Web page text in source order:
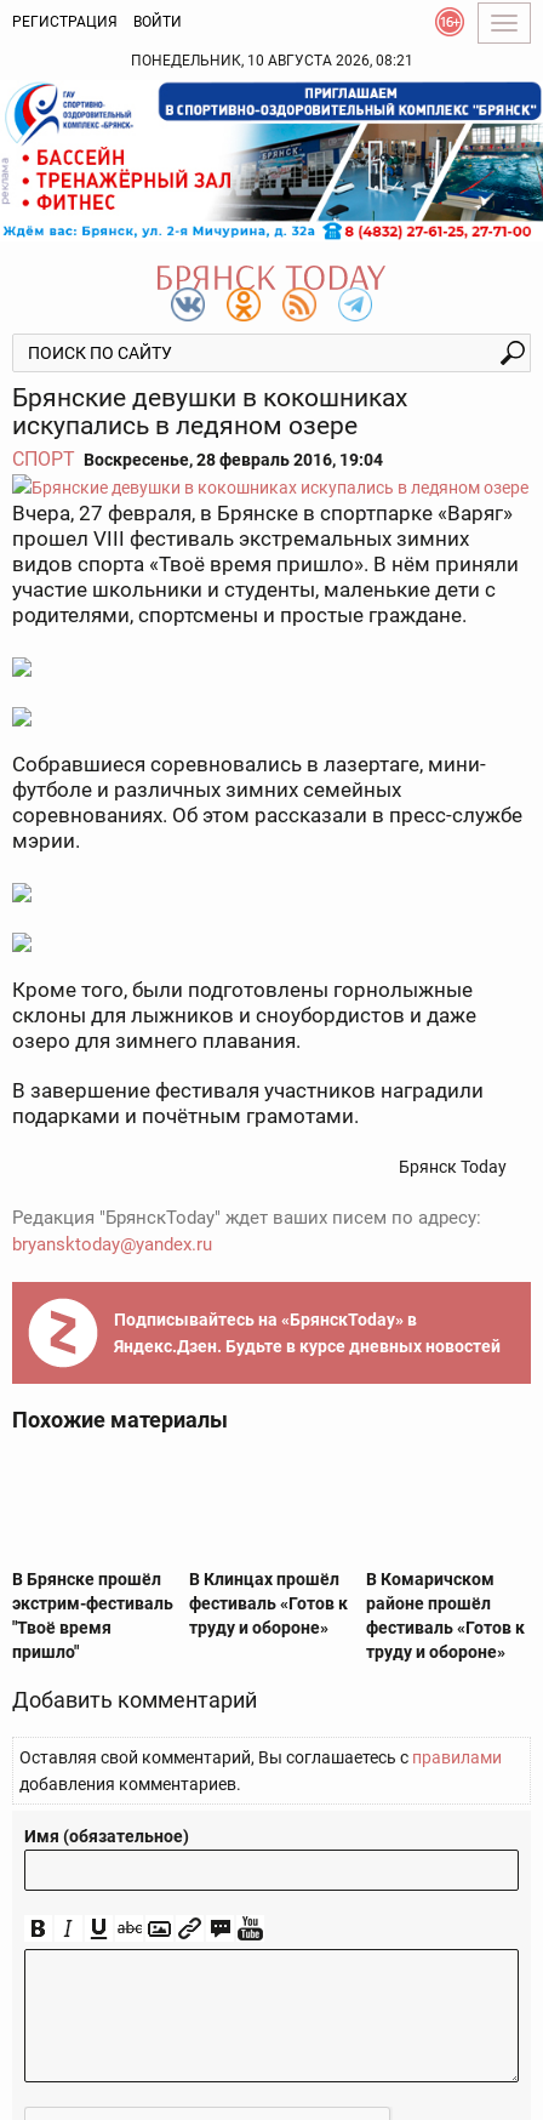
РЕГИСТРАЦИЯ ВОЙТИ
ПОНЕДЕЛЬНИК, 10 АВГУСТА 2026, 08:21
Брянские девушки в кокошниках
искупались в ледяном озере
СПОРТ Воскресенье, 28 февраль 2016, 19:04
Вчера, 27 февраля, в Брянске в спортпарке «Варяг»
прошел VIII фестиваль экстремальных зимних
видов спорта «Твоё время пришло». В нём приняли
участие школьники и студенты, маленькие дети с
родителями, спортсмены и простые граждане.
Собравшиеся соревновались в лазертаге, мини-
футболе и различных зимних семейных
соревнованиях. Об этом рассказали в пресс-службе
мэрии.
Кроме того, были подготовлены горнолыжные
склоны для лыжников и сноубордистов и даже
озеро для зимнего плавания.
В завершение фестиваля участников наградили
подарками и почётным грамотами.
Брянск Today
Редакция "БрянскToday" ждет ваших писем по адресу:
bryansktoday@yandex.ru
Подписывайтесь на «БрянскToday» в
Яндекс.Дзен. Будьте в курсе дневных новостей
Похожие материалы
В Брянске прошёл
экстрим-фестиваль
"Твоё время
пришло"
В Клинцах прошёл
фестиваль «Готов к
труду и обороне»
В Комаричском
районе прошёл
фестиваль «Готов к
труду и обороне»
Добавить комментарий
Оставляя свой комментарий, Вы соглашаетесь с правилами
добавления комментариев.
Имя (обязательное)